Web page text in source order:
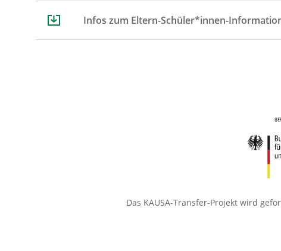
Infos zum Eltern-Schüler*innen-
Das KAUSA-Transfer-Projekt wird